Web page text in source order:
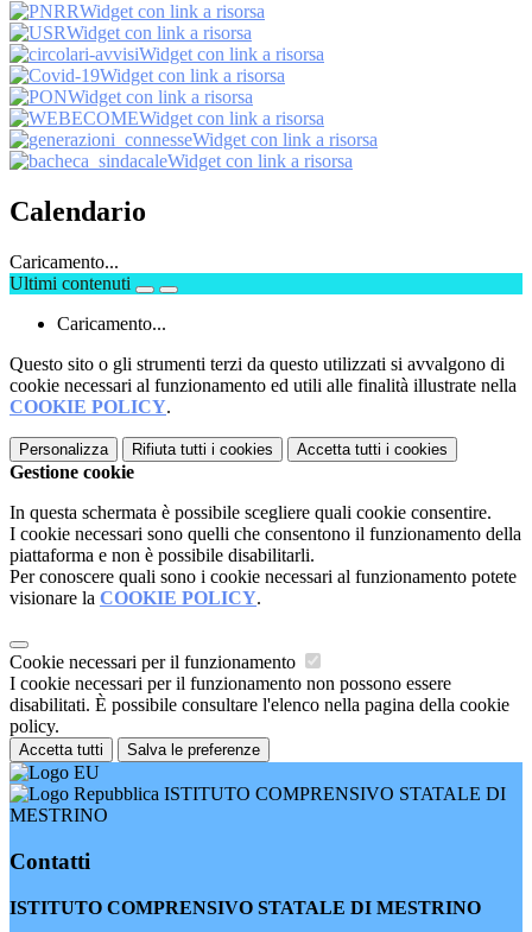
Widget con link a risorsa
Widget con link a risorsa
Widget con link a risorsa
Widget con link a risorsa
Widget con link a risorsa
Widget con link a risorsa
Widget con link a risorsa
Widget con link a risorsa
Calendario
Caricamento...
Ultimi contenuti
Caricamento...
Questo sito o gli strumenti terzi da questo utilizzati si avvalgono di
cookie necessari al funzionamento ed utili alle finalità illustrate nella
COOKIE POLICY.
Personalizza Rifiuta tutti i cookies Accetta tutti i cookies
Gestione cookie
In questa schermata è possibile scegliere quali cookie consentire.
I cookie necessari sono quelli che consentono il funzionamento della
piattaforma e non è possibile disabilitarli.
Per conoscere quali sono i cookie necessari al funzionamento potete
visionare la COOKIE POLICY.
Cookie necessari per il funzionamento
I cookie necessari per il funzionamento non possono essere
disabilitati. È possibile consultare l'elenco nella pagina della cookie
policy.
Accetta tutti Salva le preferenze
ISTITUTO COMPRENSIVO STATALE DI
MESTRINO
Contatti
ISTITUTO COMPRENSIVO STATALE DI MESTRINO